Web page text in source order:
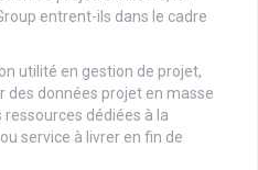
entrent-ils dans le cadre
utilité en gestion de projet,
des données projet en masse
dédiées à la
service à livrer en fin de